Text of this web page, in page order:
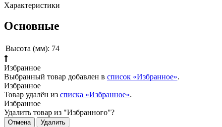
Характеристики
Основные
Высота (мм): 74
Избранное
Выбранный товар добавлен в список «Избранное».
Избранное
Товар удалён из списка «Избранное».
Избранное
Удалить товар из "Избранного"?
Отмена Удалить